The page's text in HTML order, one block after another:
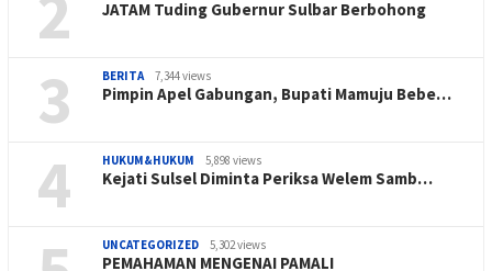
JATAM Tuding Gubernur Sulbar Berbohong
3 BERITA 7,344 views
Pimpin Apel Gabungan, Bupati Mamuju Bebe…
4 HUKUM&HUKUM 5,898 views
Kejati Sulsel Diminta Periksa Welem Samb…
UNCATEGORIZED 5,302 views
PEMAHAMAN MENGENAI PAMALI